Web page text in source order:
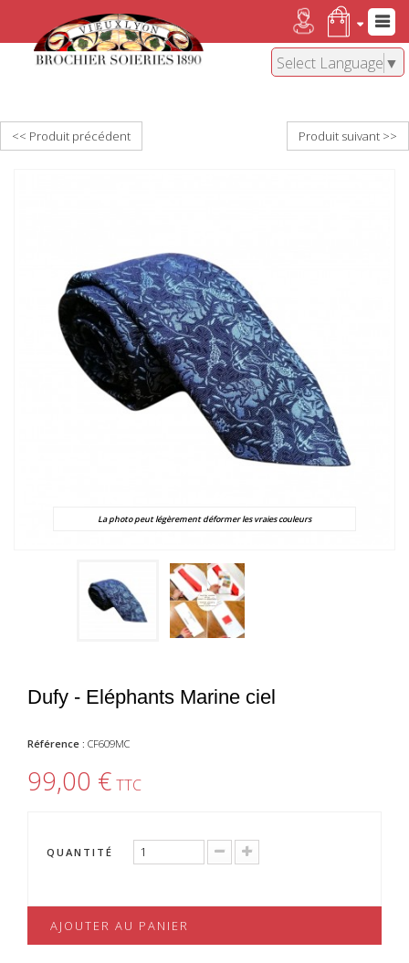
Select Language ▼
<< Produit précédent Produit suivant >>
La photo peut légèrement déformer les vraies couleurs
Dufy - Eléphants Marine ciel
Référence : CF609MC
99,00 € TTC
QUANTITÉ
AJOUTER AU PANIER